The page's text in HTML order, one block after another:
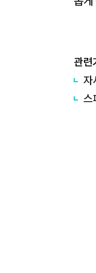
관련
자
스